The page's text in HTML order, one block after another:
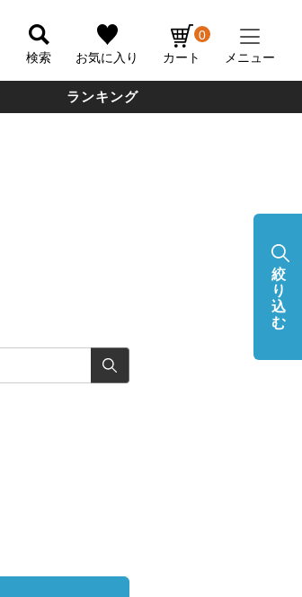
検索 お気に入り カート
0
メニュー
ランキング
絞
り
込
む